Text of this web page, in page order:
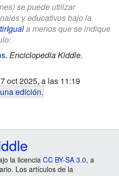
se puede utilizar
y educativos bajo la
a menos que se indique
. Enciclopedia Kiddle.
oct 2025, a las 11:19
edición.
la licencia CC BY-SA 3.0, a
Los artículos de la